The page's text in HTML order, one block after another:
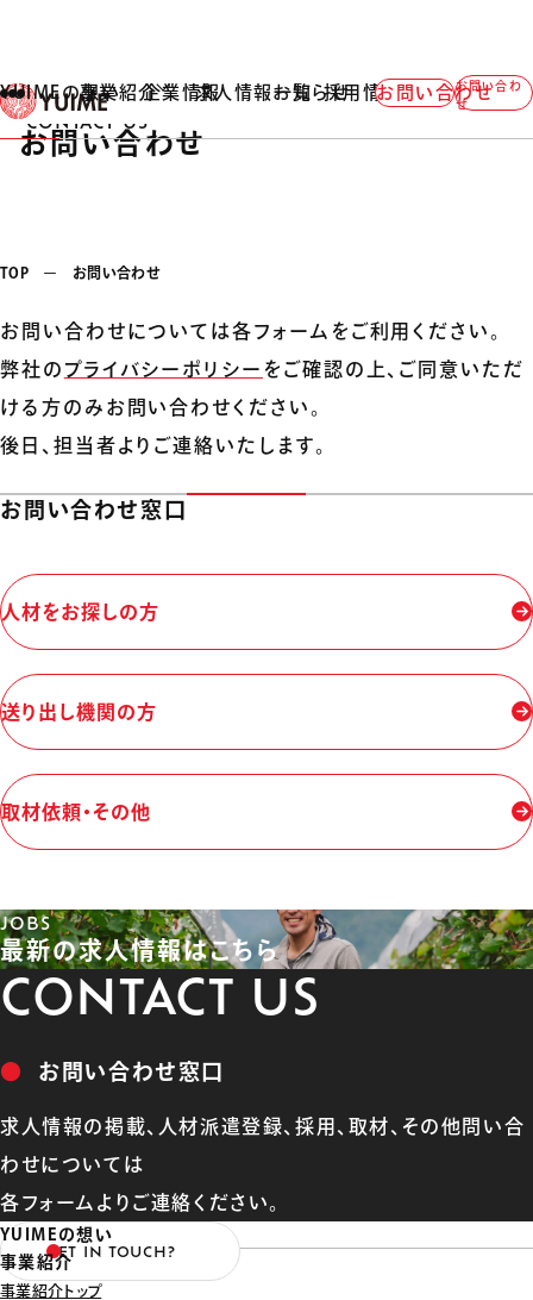
YUIMEの想い事業紹介企業情報求人情報一覧お知らせ採用情報お問い合わせ
お問い合わ
せ
CONTACT US
お問い合わせ
TOPー お問い合わせ
お問い合わせについては各フォームをご利⽤ください。
弊社の プライバシーポリシー をご確認の上、ご同意いただ
ける⽅のみお問い合わせください。
後⽇、担当者よりご連絡いたします。
お問い合わせ窓⼝
⼈材をお探しの方
送り出し機関の⽅
取材依頼・その他
JOBS
最新の求人情報はこちら
CONTACT US
● お問い合わせ窓口
求人情報の掲載、人材派遣登録、採用、取材、その他問い合
わせについては
各フォームよりご連絡ください。
GET IN TOUCH?
YUIMEの想い
事業紹介
事業紹介トップ